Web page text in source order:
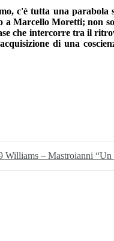
c'è tutta una parabola
Marcello Moretti; non
che intercorre tra il
di una
Williams – Mastroianni “Un